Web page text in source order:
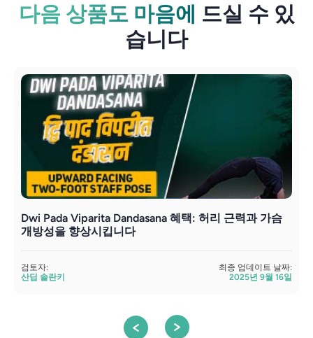
다음 상품도 마음에 드실 수 있
습니다
Dwi Pada Viparita Dandasana 혜택: 허리 근력과 가슴
개방성을 향상시킵니다
검토자:
산딥 솔란키
최종 업데이트 날짜:
2025년 9월 16일